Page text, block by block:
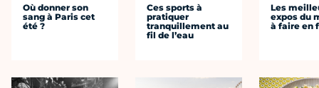
Où donner son
sang à Paris cet
été ?
Ces sports à
pratiquer
tranquillement au
fil de l’eau
Les
expos du
à faire en